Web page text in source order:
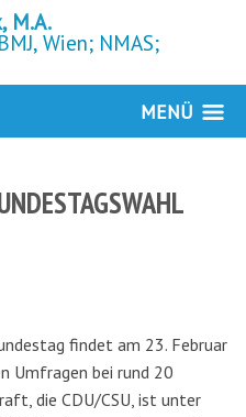
M.A.
Wien; NMAS;
MENÜ
findet am 23. Februar
Umfragen bei rund 20
die CDU/CSU, ist unter